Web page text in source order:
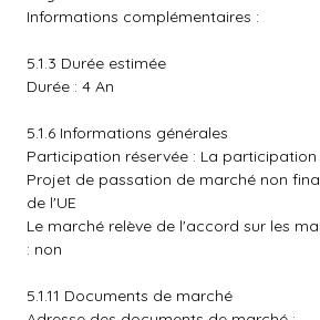
Informations complémentaires :
5.1.3 Durée estimée
Durée : 4 An
5.1.6 Informations générales
Participation réservée : La participation
Projet de passation de marché non
de l'UE
Le marché relève de l'accord sur les
: non
5.1.11 Documents de marché